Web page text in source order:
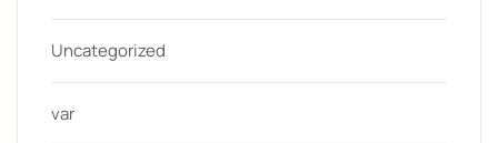
Uncategorized
var